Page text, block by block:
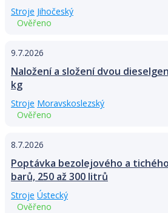
Stroje Jihočeský
Ověřeno
9.7.2026
Naložení a složení dvou
kg
Stroje Moravskoslezský
Ověřeno
8.7.2026
Poptávka bezolejového a
barů, 250 až 300 litrů
Stroje Ústecký
Ověřeno